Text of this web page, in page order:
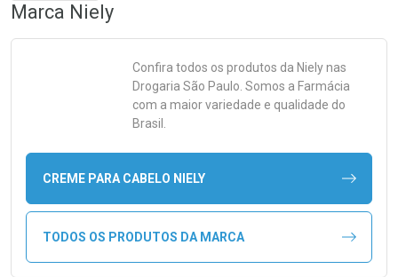
Marca Niely
Confira todos os produtos da Nielynas
Drogaria São Paulo. Somos a Farmácia
com a maior variedade e qualidade do
Brasil.
CREME PARA CABELO NIELY
TODOS OS PRODUTOS DA MARCA